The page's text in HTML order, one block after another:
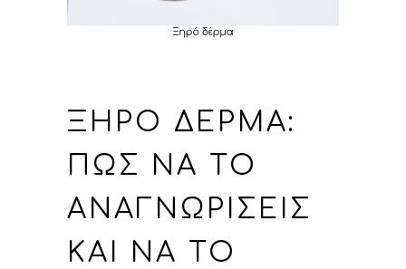
ΞΗΡΌ ΔΈΡΜΑ:
ΠΏΣ ΝΑ ΤΟ
ΑΝΑΓΝΩΡΊΣΕΙΣ
ΚΑΙ ΝΑ ΤΟ